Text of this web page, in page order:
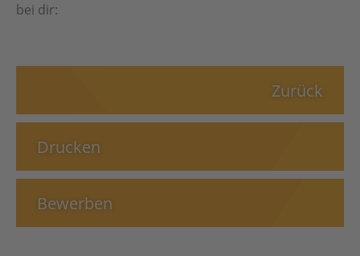
bei dir:
Zurück
Drucken
Bewerben